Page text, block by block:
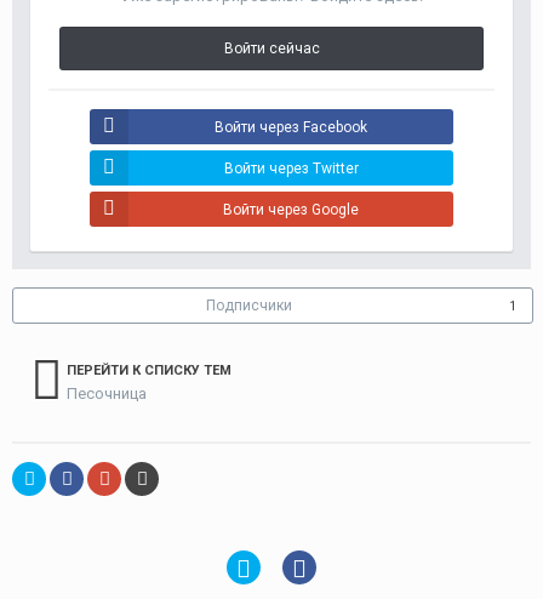
Войти сейчас
Войти через Facebook
Войти через Twitter
Войти через Google
Подписчики 1
ПЕРЕЙТИ К СПИСКУ ТЕМ
Песочница